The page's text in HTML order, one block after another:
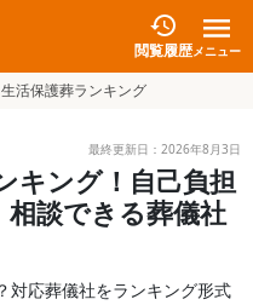
閲覧履歴メニュー
生活保護葬ランキング
最終更新日： 2026年8月3日
キング！自己負担
談できる葬儀社
対応葬儀社をランキング形式